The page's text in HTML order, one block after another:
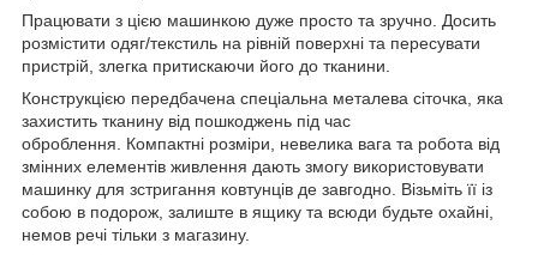
Працювати з цією машинкою дуже просто та зручно. Досить
розмістити одяг/текстиль на рівній поверхні та пересувати
пристрій, злегка притискаючи його до тканини.
Конструкцією передбачена спеціальна металева сіточка, яка
захистить тканину від пошкоджень під час
оброблення. Компактні розміри, невелика вага та робота від
змінних елементів живлення дають змогу використовувати
машинку для зстригання ковтунців де завгодно. Візьміть її із
собою в подорож, залиште в ящику та всюди будьте охайні,
немов речі тільки з магазину.